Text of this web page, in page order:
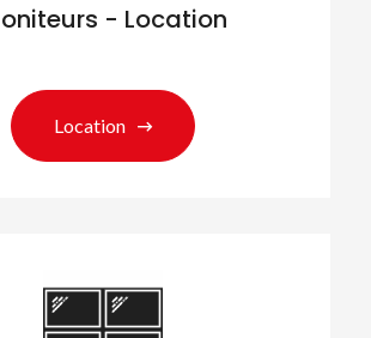
- Location
Location
des produits